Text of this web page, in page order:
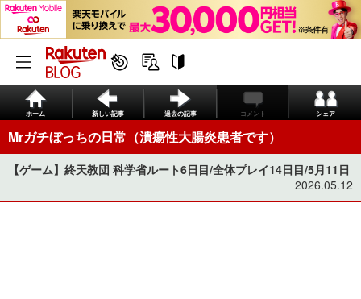
ホーム 新しい記事 過去の記事 コメント シェア
Mrガチぼっちの日常（潰瘍性大腸炎患者です）
【ゲーム】終天教団 科学省ルート6日目/全体プレイ14日目/5月11日
2026.05.12